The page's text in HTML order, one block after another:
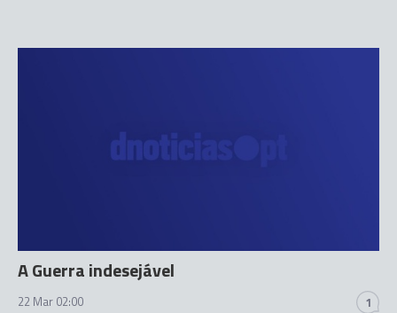
A Guerra indesejável
22 Mar 02:00 1